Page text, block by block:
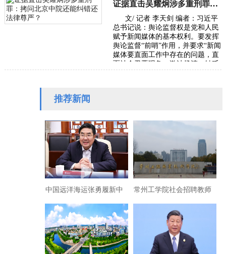
证据直击吴耀炯涉多重刑罪：拷问北京中院还能纠错还法律尊严？
文/ 记者 李天剑 编者：习近平
总书记说：舆论监督权是党和人民
赋予新闻媒体的基本权利。要发挥
舆论监督“前哨”作用，并要求“新闻
媒体要直面工作中存在的问题，直
面社会丑恶现象，激浊扬清、针砭
时弊”。本社收到受害者武女士
推荐新闻
中国远洋海运张勇履新中
联办副主任
常州工学院社会招聘教师
变成“内部消化”有何猫
腻？